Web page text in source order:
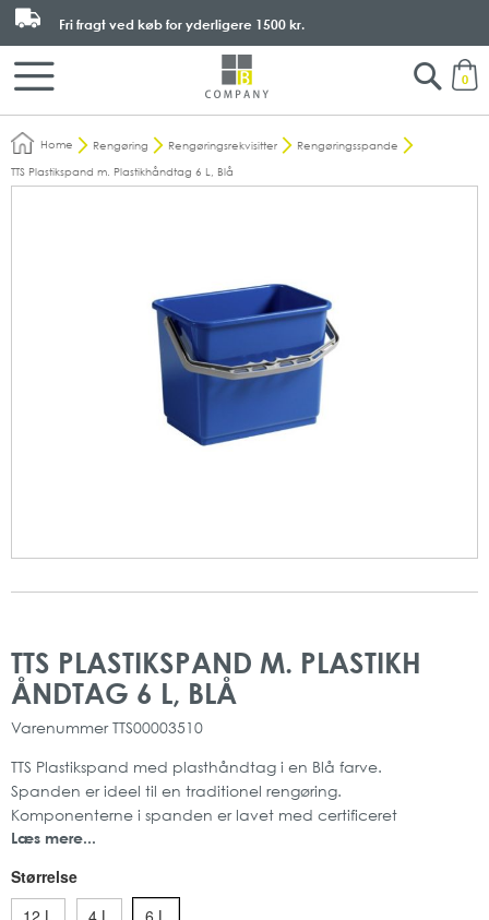
0
Fri fragt ved køb for yderligere 1500 kr.
Search
Home Rengøring Rengøringsrekvisitter
Rengøringsspande
TTS Plastikspand m. Plastikhåndtag 6 L, Blå
TTS PLASTIKSPAND M. PLASTIKH
ÅNDTAG 6 L, BLÅ
Varenummer TTS00003510
TTS Plastikspand med plasthåndtag i en Blå farve.
Spanden er ideel til en traditionel rengøring.
Komponenterne i spanden er lavet med certificeret
genbrugsplast (PVS - Second life Plastic). Samtidig er
polypropylen, som er ikke rustende, solid og fuldstændigt
genanvendeligt.
Læs mere...
Størrelse
12 L
4 L
6 L
slutningen
af
starten
af